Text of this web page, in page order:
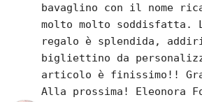
bavaglino con il nome
molto molto soddisfatta.
regalo è splendida,
bigliettino da
articolo è finissimo!!
Alla prossima! Eleonora